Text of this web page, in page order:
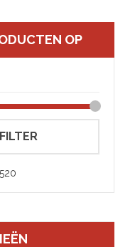
OP
FILTER